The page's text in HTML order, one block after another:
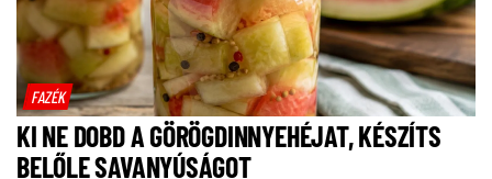
FAZÉK
KI NE DOBD A GÖRÖGDINNYEHÉJAT, KÉSZÍTS
BELŐLE SAVANYÚSÁGOT